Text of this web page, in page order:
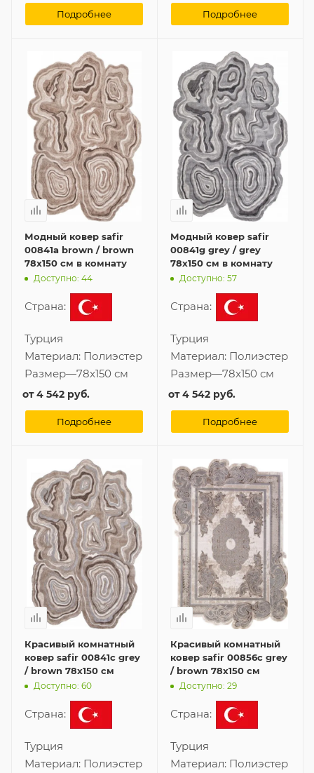
Подробнее Подробнее
Модный ковер safir
00841a brown / brown
78x150 см в комнату
Доступно: 44
Страна:
Турция
Материал: Полиэстер
Размер—78x150 см
от4 542 руб.
Подробнее
Модный ковер safir
00841g grey / grey
78x150 см в комнату
Доступно: 57
Страна:
Турция
Материал: Полиэстер
Размер—78x150 см
от4 542 руб.
Подробнее
Красивый комнатный
ковер safir 00841c grey
/ brown 78x150 см
Доступно: 60
Страна:
Турция
Материал: Полиэстер
Красивый комнатный
ковер safir 00856c grey
/ brown 78x150 см
Доступно: 29
Страна:
Турция
Материал: Полиэстер